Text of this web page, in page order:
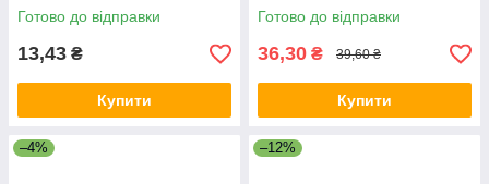
Готово до відправки
13,43 ₴
Купити
Готово до відправки
36,30 ₴ 39,60 ₴
Купити
–4% –12%